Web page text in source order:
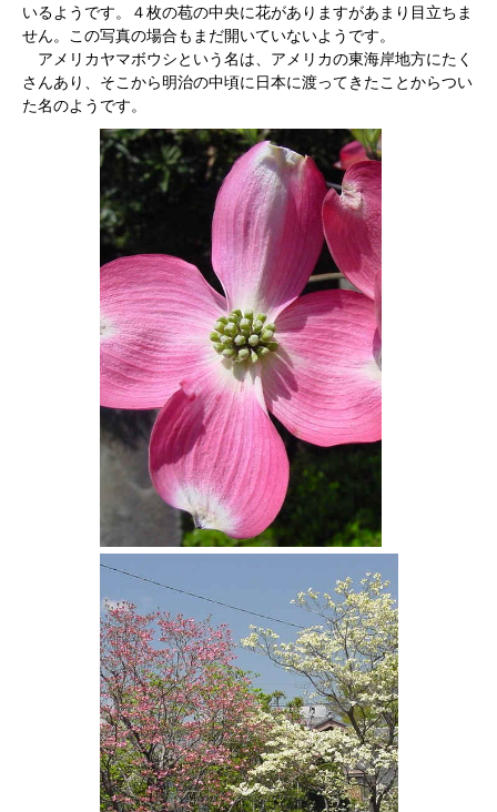
いるようです。４枚の苞の中央に花がありますがあまり目立ちま
せん。この写真の場合もまだ開いていないようです。
アメリカヤマボウシという名は、アメリカの東海岸地方にたく
さんあり、そこから明治の中頃に日本に渡ってきたことからつい
た名のようです。